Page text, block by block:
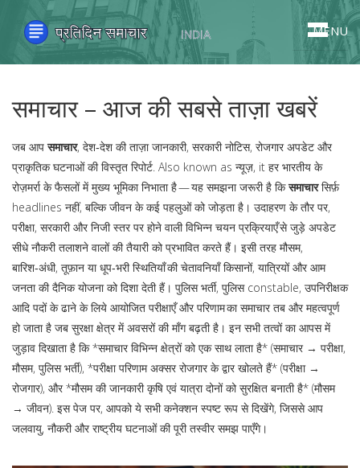
MENU
समाचार – आज की सबसे ताज़ा खबरें
जब आपसमाचार, देश‑देश की ताज़ा जानकारी, सरकारी नोटिस, रोजगार अपडेट और
प्राकृतिक घटनाओं की विस्तृत रिपोर्ट. Also known as न्यूज़, it हर भारतीय के
रोज़मर्रा के फैसलों में मुख्य भूमिका निभाता है— यह समझना जरूरी है किसमाचारसिर्फ़
headlines नहीं, बल्कि जीवन के कई पहलुओं को जोड़ता है। उदाहरण के तौर पर,
परीक्षा, सरकारी और निजी स्तर पर होने वाली विभिन्न चयन प्रक्रियाएँसे जुड़े अपडेट
सीधे नौकरी तलाशने वालों की तैयारी को प्रभावित करते हैं। इसी तरह मौसम,
बारिश‑अंधी, तूफ़ान या धूप‑भरी स्थितियाँकी चेतावनियाँ किसानों, यात्रियों और आम
जनता की दैनिक योजना को दिशा देती हैं। पुलिस भर्ती, पुलिस constable, उपनिरीक्षक
आदि पदों के ढाने के लिये आयोजित परीक्षाएँ और परिणामका समाचार तब और महत्वपूर्ण
हो जाता है जब सुरक्षा क्षेत्र में अवसरों की माँग बढ़ती है। इन सभी तत्वों का आपस में
जुड़ाव दिखाता है कि *समाचार विभिन्न क्षेत्रों को एक साथ लाता है* (समाचार → परीक्षा,
मौसम, पुलिस भर्ती), *परीक्षा परिणाम अक्सर रोजगार के द्वार खोलते हैं* (परीक्षा →
रोजगार), और *मौसम की जानकारी कृषि एवं यात्रा दोनों को सुरक्षित बनाती है* (मौसम
→ जीवन). इस पेज पर, आपको ये सभी कनेक्शन स्पष्ट रूप से दिखेंगे, जिससे आप
जलवायु, नौकरी और राष्ट्रीय घटनाओं की पूरी तस्वीर समझ पाएँगे।